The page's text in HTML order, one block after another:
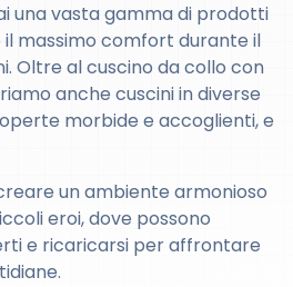
una vasta gamma di prodotti
massimo comfort durante il
Oltre al cuscino da collo con
anche cuscini in diverse
morbide e accoglienti, e
un ambiente armonioso
eroi, dove possono
e ricaricarsi per affrontare